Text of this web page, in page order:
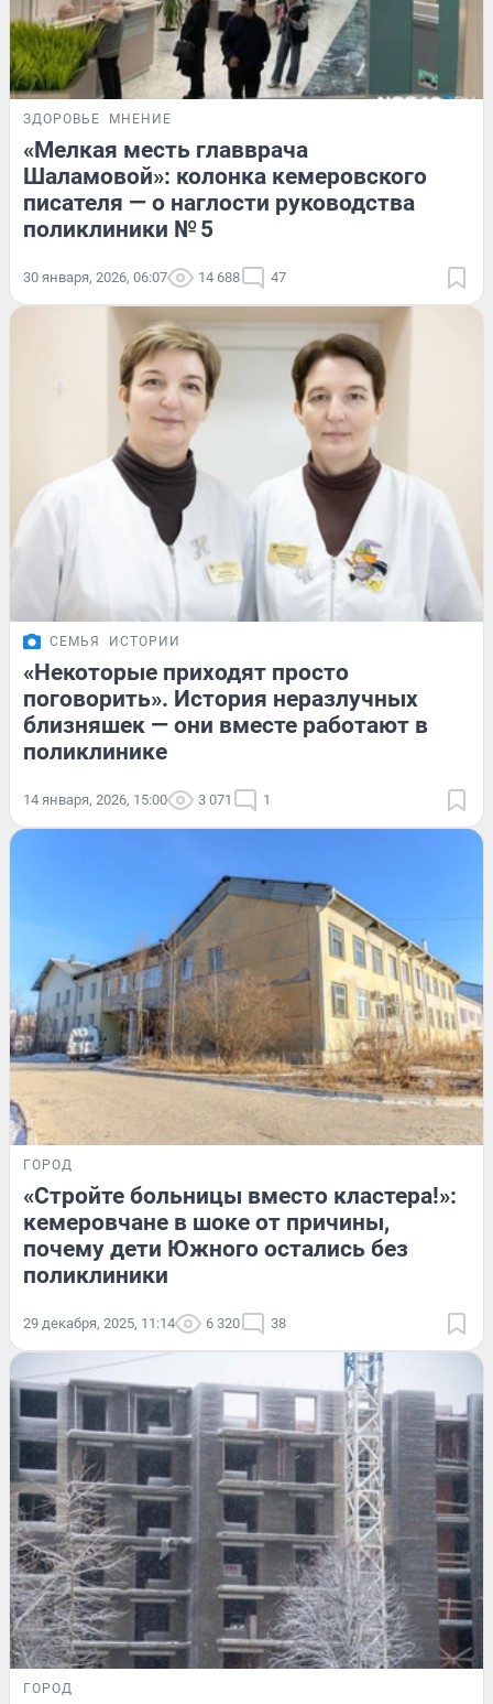
ЗДОРОВЬЕ МНЕНИЕ
«Мелкая месть главврача
Шаламовой»: колонка кемеровского
писателя — о наглости руководства
поликлиники № 5
30 января, 2026, 06:07 14 688 47
СЕМЬЯ ИСТОРИИ
«Некоторые приходят просто
поговорить». История неразлучных
близняшек — они вместе работают в
поликлинике
14 января, 2026, 15:00 3 071 1
ГОРОД
«Стройте больницы вместо кластера!»:
кемеровчане в шоке от причины,
почему дети Южного остались без
поликлиники
29 декабря, 2025, 11:14 6 320 38
ГОРОД